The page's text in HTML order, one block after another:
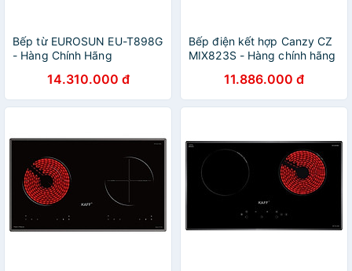
Bếp từ EUROSUN EU-T898G
- Hàng Chính Hãng
14.310.000 đ
Bếp điện kết hợp Canzy CZ
MIX823S - Hàng chính hãng
11.886.000 đ